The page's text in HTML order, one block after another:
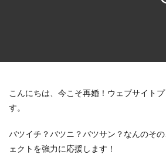
こんにちは、今こそ再婚！ウェブサイト
す。
バツイチ？バツニ？バツサン？なんのそ
ェクトを強力に応援します！